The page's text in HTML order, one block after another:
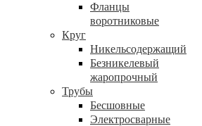
Фланцы
воротниковые
Круг
Никельсодержащий
Безникелевый
жаропрочный
Трубы
Бесшовные
Электросварные